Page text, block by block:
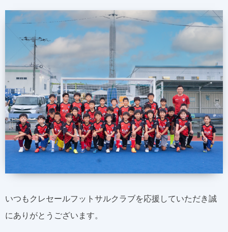
いつもクレセールフットサルクラブを応援していただき誠
にありがとうございます。